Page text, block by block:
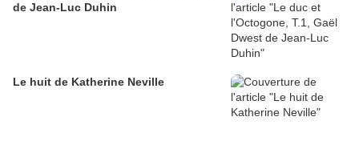
de Jean-Luc Duhin
Le huit de Katherine Neville